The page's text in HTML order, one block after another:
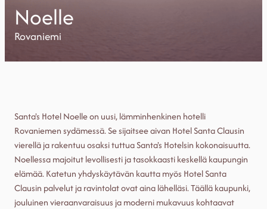
Noelle
Rovaniemi
Santa's Hotel Noelle on uusi, lämminhenkinen hotelli
Rovaniemen sydämessä. Se sijaitsee aivan Hotel Santa Clausin
vierellä ja rakentuu osaksi tuttua Santa's Hotelsin kokonaisuutta.
Noellessa majoitut levollisesti ja tasokkaasti keskellä kaupungin
elämää. Katetun yhdyskäytävän kautta myös Hotel Santa
Clausin palvelut ja ravintolat ovat aina lähelläsi. Täällä kaupunki,
jouluinen vieraanvaraisuus ja moderni mukavuus kohtaavat